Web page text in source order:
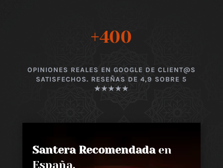
+400
OPINIONES REALES EN GOOGLE DE CLIENT@S
SATISFECHOS. RESEÑAS DE 4,9 SOBRE 5
★★★★★
Santera Recomendadaen
España,